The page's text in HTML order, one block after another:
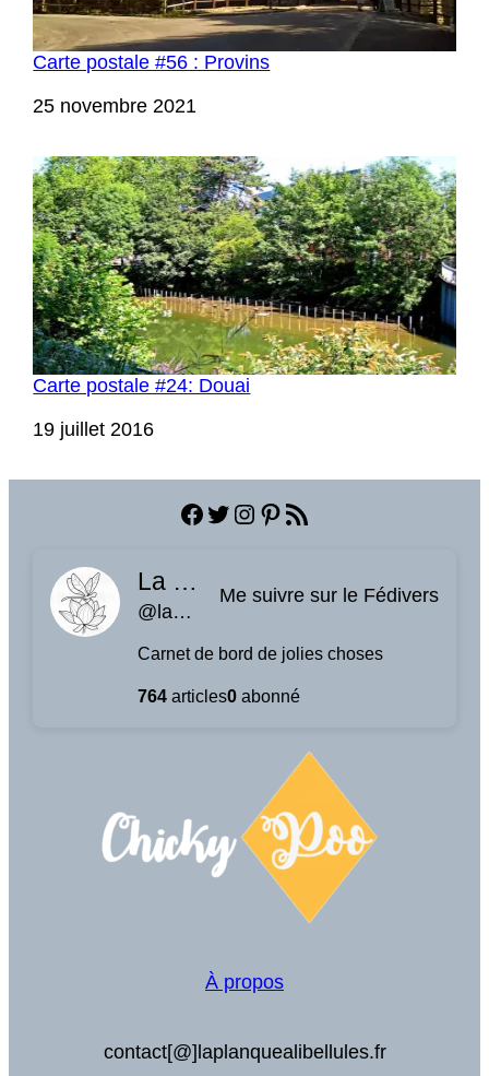
Carte postale #56 : Provins
Date
25 novembre 2021
Carte postale #24: Douai
Date
19 juillet 2016
Facebook
Twitter
Instagram
Pinterest
Flux RSS
La planque à libellules
@laplanquealibellules.fr@www.laplanquealibellules.fr
Me suivre sur le Fédivers
Carnet de bord de jolies choses
764 articles0 abonné
À propos
contact[@]laplanquealibellules.fr